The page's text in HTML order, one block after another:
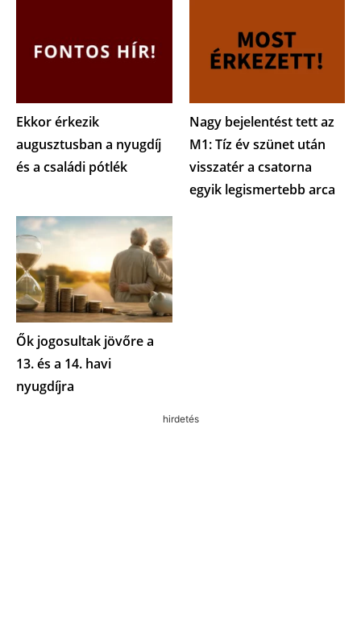
Ekkor érkezik
augusztusban a nyugdíj
és a családi pótlék
Nagy bejelentést tett az
M1: Tíz év szünet után
visszatér a csatorna
egyik legismertebb arca
Ők jogosultak jövőre a
13. és a 14. havi
nyugdíjra
hirdetés